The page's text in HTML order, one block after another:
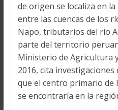
de origen se localiza en
entre las cuencas de los
Napo, tributarios del río
parte del territorio
Ministerio de Agricultura
2016, cita
que el centro primario de
se encontraría en la